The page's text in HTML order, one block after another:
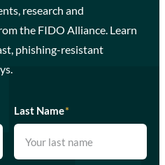
research and
the FIDO Alliance. Learn
phishing-resistant
Last Name*